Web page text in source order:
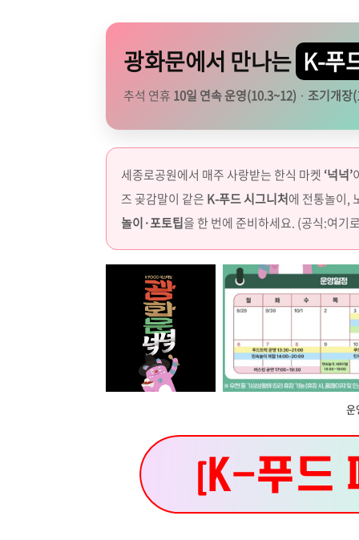
광화문에서 만나는 K-푸
추석 연휴 10일 연속 운영(10.3~12) · 조기개장
세종로공원에서 매주 사랑받는 한식 마켓 ‘넉넉’
즈 곶감말이 같은 K-푸드 시그니처에 전통놀이,
놀이·포토팁을 한 번에 준비하세요. (공식:여기
운